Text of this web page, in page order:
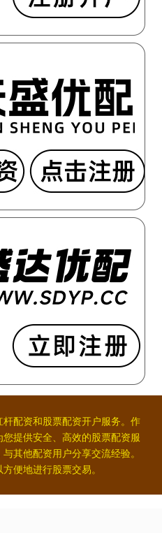
配资和股票配资开户服务。作
提供安全、高效的股票配资服
其他配资用户分享交流经验。
便地进行股票交易。